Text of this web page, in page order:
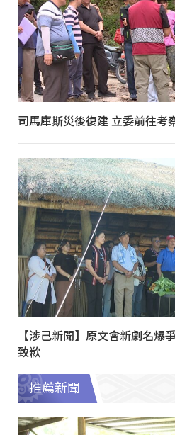
司馬庫斯災後復建 立委前往考
【涉己新聞】原文會新劇名
致歉
推薦新聞